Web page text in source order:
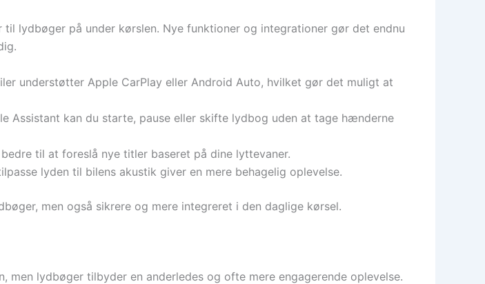
lydbøger på under kørslen. Nye funktioner og integrationer gør det endnu
understøtter Apple CarPlay eller Android Auto, hvilket gør det muligt at
Assistant kan du starte, pause eller skifte lydbog uden at tage hænderne
til at foreslå nye titler baseret på dine lyttevaner.
lyden til bilens akustik giver en mere behagelig oplevelse.
men også sikrere og mere integreret i den daglige kørsel.
lydbøger tilbyder en anderledes og ofte mere engagerende oplevelse.